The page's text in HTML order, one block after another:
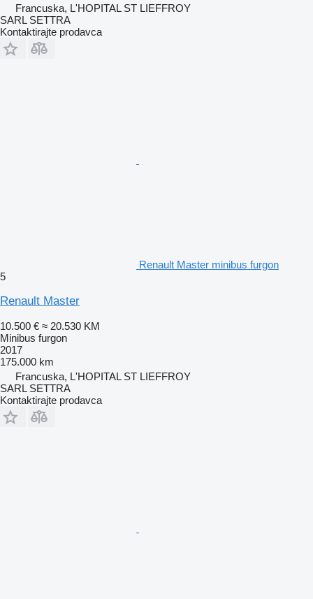
Francuska, L'HOPITAL ST LIEFFROY
SARL SETTRA
Kontaktirajte prodavca
Renault Master minibus furgon
5
Renault Master
10.500 € ≈ 20.530 KM
Minibus furgon
2017
175.000 km
Francuska, L'HOPITAL ST LIEFFROY
SARL SETTRA
Kontaktirajte prodavca